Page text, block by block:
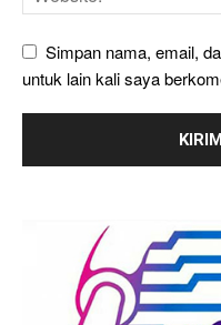
Simpan nama, email,
untuk lain kali saya